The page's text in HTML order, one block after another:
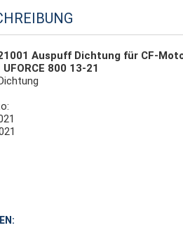
Auspuff Dichtung für CF-
800 13-21